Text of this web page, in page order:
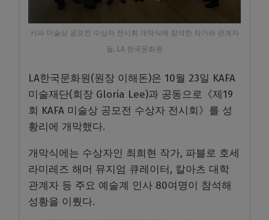
카파 미술상 공모전 수상자 전시회 개막식에 참석한 작가와 관계자
들. LA 한국문화원
LA한국문화원(원장 이해돈)은 10월 23일 KAFA
미술재단(회장 Gloria Lee)과 공동으로《제19
회 KAFA 미술상 공모전 수상자 전시회》를 성
황리에 개막했다.
개막식에는 수상자인 최희현 작가, 파블로 호세
라미레즈 해머 뮤지엄 큐레이터, 칼아츠 대학
관계자 등 주요 예술계 인사 80여명이 참석해
성황을 이뤘다.